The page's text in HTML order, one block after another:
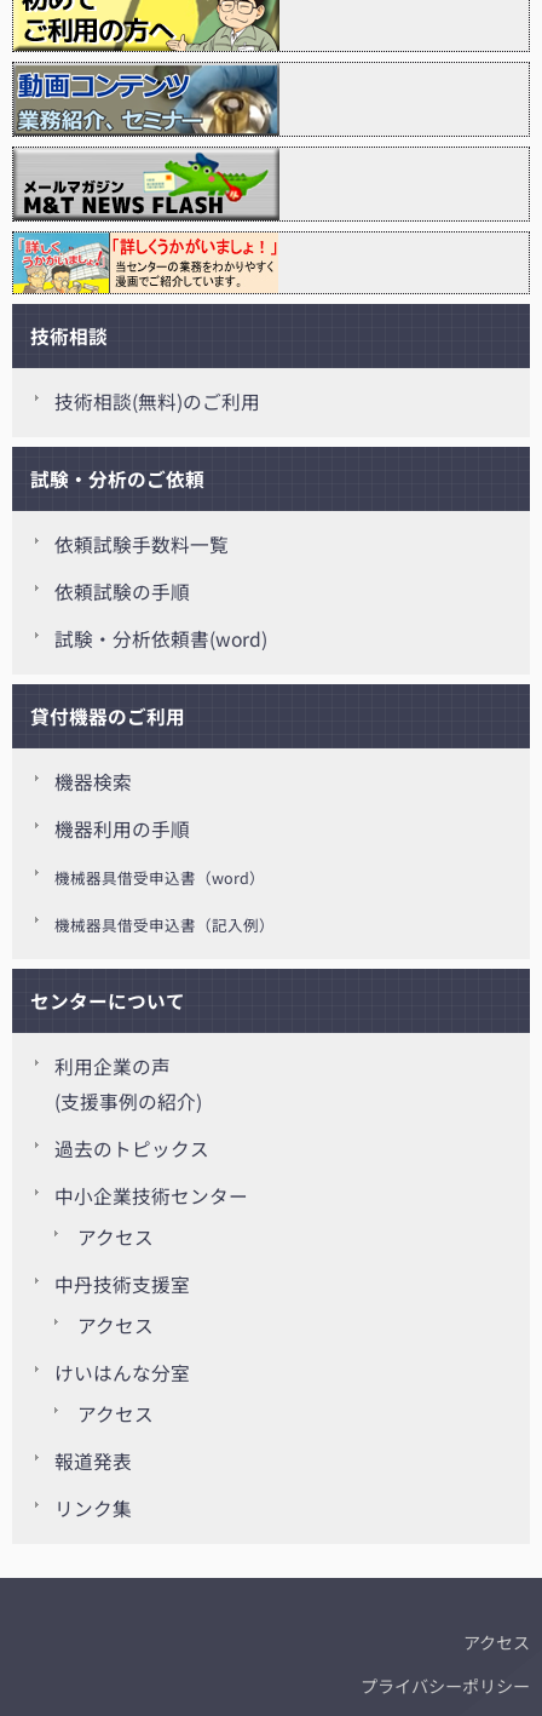
技術相談
技術相談(無料)のご利用
試験・分析のご依頼
依頼試験手数料一覧
依頼試験の手順
試験・分析依頼書(word)
貸付機器のご利用
機器検索
機器利用の手順
機械器具借受申込書（word）
機械器具借受申込書（記入例）
センターについて
利用企業の声
(支援事例の紹介)
過去のトピックス
中小企業技術センター
アクセス
中丹技術支援室
アクセス
けいはんな分室
アクセス
報道発表
リンク集
アクセス
プライバシーポリシー